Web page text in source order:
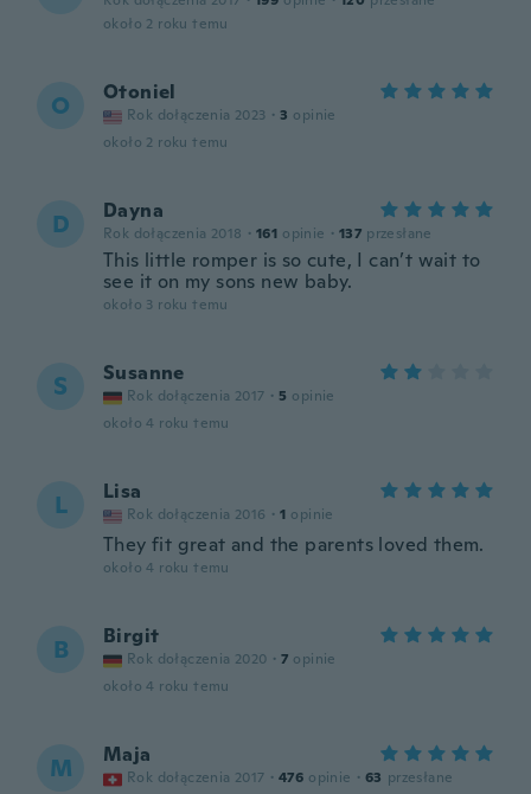
około 2 roku temu
O Otoniel
Rok dołączenia 2023 · 3 opinie
około 2 roku temu
D Dayna
Rok dołączenia 2018 · 161 opinie · 137 przesłane
This little romper is so cute, I can’t wait to
see it on my sons new baby.
około 3 roku temu
S Susanne
Rok dołączenia 2017 · 5 opinie
około 4 roku temu
L Lisa
Rok dołączenia 2016 · 1 opinie
They fit great and the parents loved them.
około 4 roku temu
B Birgit
Rok dołączenia 2020 · 7 opinie
około 4 roku temu
M Maja
Rok dołączenia 2017 · 476 opinie · 63 przesłane